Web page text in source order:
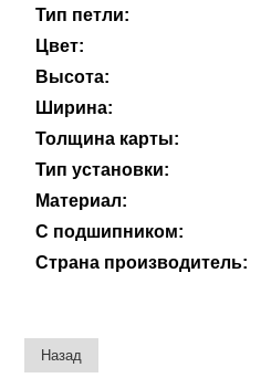
Тип петли:
Цвет:
Высота:
Ширина:
Толщина карты:
Тип установки:
Материал:
С подшипником:
Страна производитель: